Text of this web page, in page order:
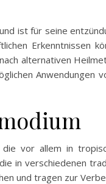
ist für seine
Erkenntnissen
alternativen
Anwendungen
vor allem in
in verschiedenen
und tragen zur